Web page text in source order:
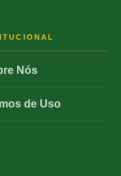
Nós
de Uso